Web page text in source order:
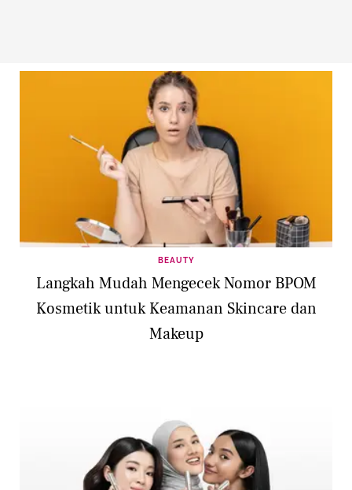
BEAUTY
⁠Langkah Mudah Mengecek Nomor BPOM
Kosmetik untuk Keamanan Skincare dan
Makeup